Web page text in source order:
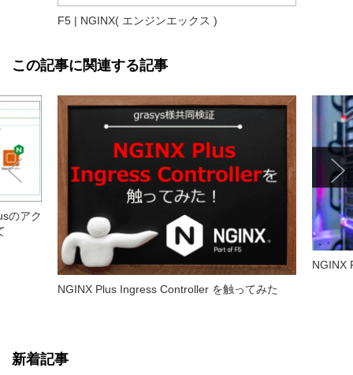
F5 | NGINX( エンジンエックス )
この記事に関連する記事
のアク
NGINX Plus Ingress Controller を触ってみた
NGINX
新着記事